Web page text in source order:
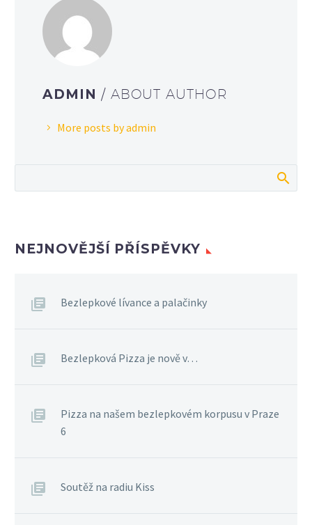
ADMIN / ABOUT AUTHOR
More posts by admin
NEJNOVĚJŠÍ PŘÍSPĚVKY
Bezlepkové lívance a palačinky
Bezlepková Pizza je nově v…
Pizza na našem bezlepkovém korpusu v Praze
6
Soutěž na radiu Kiss